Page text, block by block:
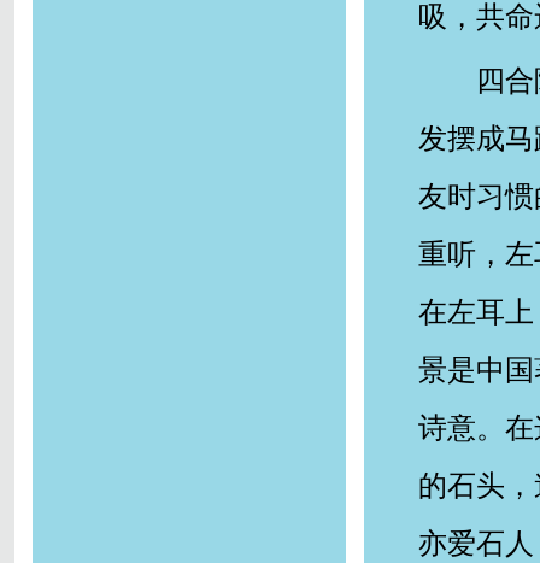
吸，共
四
发摆成
友时习
重听，
在左耳
景是中
诗意。
的石头
亦爱石